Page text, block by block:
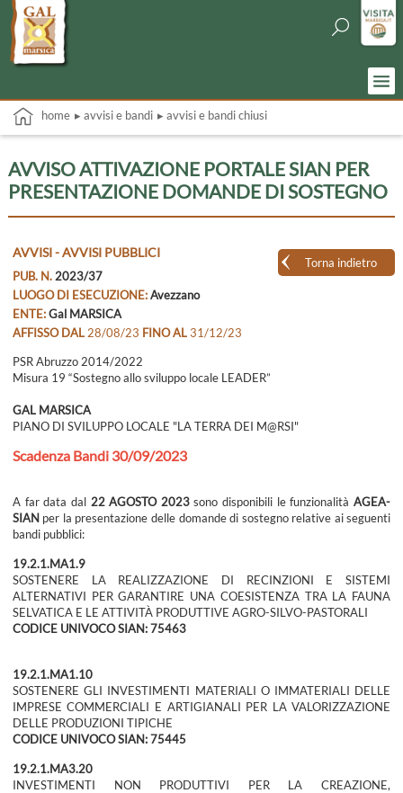
home ▸ avvisi e bandi ▸ avvisi e bandi chiusi
AVVISO ATTIVAZIONE PORTALE SIAN PER
PRESENTAZIONE DOMANDE DI SOSTEGNO
Torna indietro
AVVISI - AVVISI PUBBLICI
PUB. N. 2023/37
LUOGO DI ESECUZIONE:Avezzano
ENTE:Gal MARSICA
AFFISSO DAL 28/08/23 FINO AL31/12/23
PSR Abruzzo 2014/2022
Misura 19 “Sostegno allo sviluppo locale LEADER”
GAL MARSICA
PIANO DI SVILUPPO LOCALE "LA TERRA DEI M@RSI"
Scadenza Bandi 30/09/2023
A far data dal 22 AGOSTO 2023sono disponibili le funzionalitàAGEA-
SIAN per la presentazione delle domande di sostegno relative ai seguenti
bandi pubblici:
19.2.1.MA1.9
SOSTENERE LA REALIZZAZIONE DI RECINZIONI E SISTEMI
ALTERNATIVI PER GARANTIRE UNA COESISTENZA TRA LA FAUNA
SELVATICA E LE ATTIVITÀ PRODUTTIVE AGRO-SILVO-PASTORALI
CODICE UNIVOCO SIAN: 75463
19.2.1.MA1.10
SOSTENERE GLI INVESTIMENTI MATERIALI O IMMATERIALI DELLE
IMPRESE COMMERCIALI E ARTIGIANALI PER LA VALORIZZAZIONE
DELLE PRODUZIONI TIPICHE
CODICE UNIVOCO SIAN: 75445
19.2.1.MA3.20
INVESTIMENTI NON PRODUTTIVI PER LA CREAZIONE,